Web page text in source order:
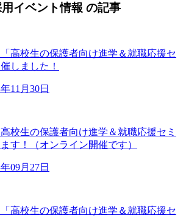
イベント情報 の記事
高校生の保護者向け進学＆就職応援セ
しました！
11月30日
校生の保護者向け進学＆就職応援セミ
す！（オンライン開催です）
09月27日
高校生の保護者向け進学＆就職応援セ